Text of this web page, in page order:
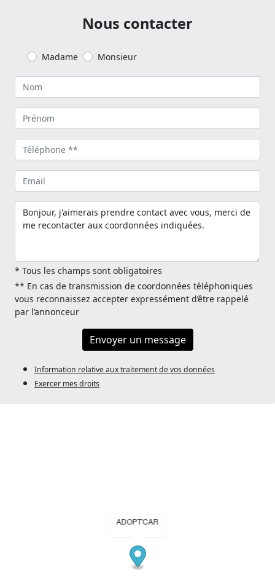
Nous contacter
Madame Monsieur
* Tous les champs sont obligatoires
** En cas de transmission de coordonnées téléphoniques
vous reconnaissez accepter expressément d’être rappelé
par l’annonceur
Envoyer un message
Information relative aux traitement de vos données
Exercer mes droits
ADOPT'CAR